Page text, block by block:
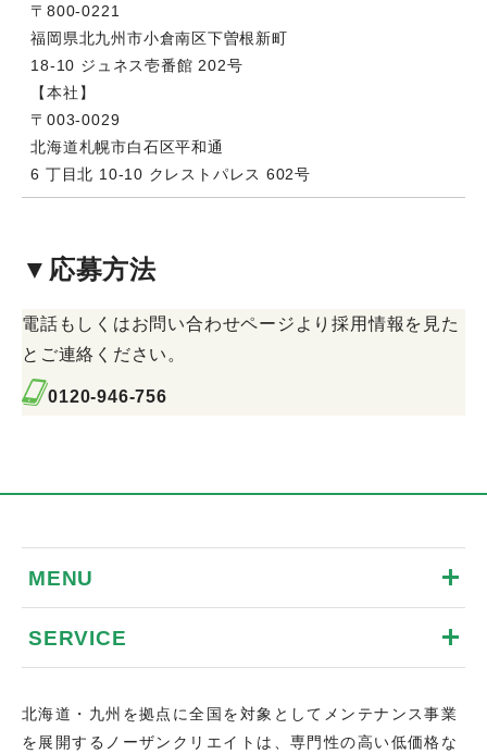
〒800-0221
福岡県北九州市小倉南区下曽根新町
18-10 ジュネス壱番館 202号
【本社】
〒003-0029
北海道札幌市白石区平和通
6 丁目北 10-10 クレストパレス 602号
▼応募方法
電話もしくはお問い合わせページより採用情報を見た
とご連絡ください。
0120-946-756
MENU
SERVICE
北海道・九州を拠点に全国を対象としてメンテナンス事業
を展開するノーザンクリエイトは、専門性の高い低価格な